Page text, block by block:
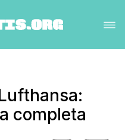
completa